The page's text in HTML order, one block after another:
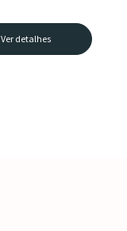
Ver detalhes